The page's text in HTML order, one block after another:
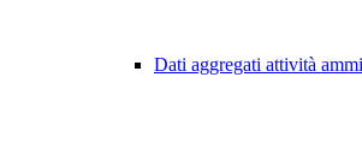
Dati aggregati attività